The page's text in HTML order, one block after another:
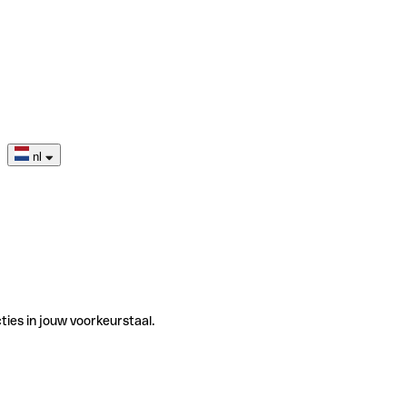
nl
in jouw voorkeurstaal.